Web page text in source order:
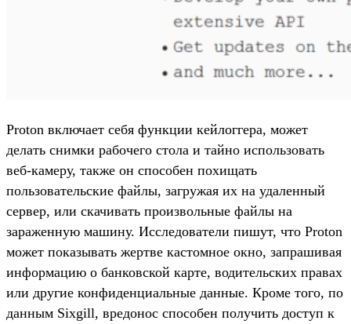
Proton включает себя функции кейлоггера, может
делать снимки рабочего стола и тайно использовать
веб-камеру, также он способен похищать
пользовательские файлы, загружая их на удаленный
сервер, или скачивать произвольные файлы на
зараженную машину. Исследователи пишут, что Proton
может показывать жертве кастомное окно, запрашивая
информацию о банковской карте, водительских правах
или другие конфиденциальные данные. Кроме того, по
данным Sixgill, вредонос способен получить доступ к